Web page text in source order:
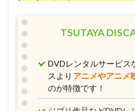
TSUTAYA
DVDレンタルサービス
スより アニメやアニメ
のが特徴です！